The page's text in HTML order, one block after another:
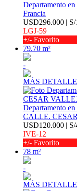
Departamento
Francia
USD296.000 |
LGJ-59
+/- Favorito
79.70 m²
-
MÁS
Departamento
CALLE.
USD120.000 |
IVE-12
+/- Favorito
78 m²
-
MÁS